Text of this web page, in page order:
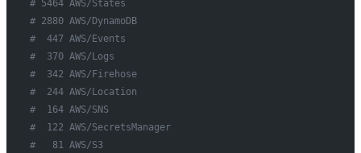
# 5464 AWS/States
# 2880 AWS/DynamoDB
#  447 AWS/Events
#  370 AWS/Logs
#  342 AWS/Firehose
#  244 AWS/Location
#  164 AWS/SNS
#  122 AWS/SecretsManager
#   81 AWS/S3